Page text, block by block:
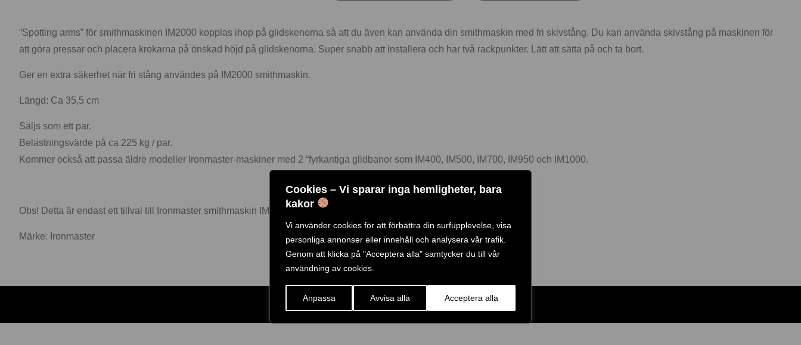
Cookies – Vi sparar inga hemligheter, bara
kakor
Vi använder cookies för att förbättra din surfupplevelse, visa
personliga annonser eller innehåll och analysera vår trafik.
Genom att klicka på "Acceptera alla" samtycker du till vår
användning av cookies.
Anpassa Avvisa alla Acceptera alla
“Spotting arms” för smithmaskinen IM2000 kopplas ihop på glidskenorna så att du även kan använda din smithmaskin med fri skivstång. Du kan använda skivstång på maskinen för
att göra pressar och placera krokarna på önskad höjd på glidskenorna. Super snabb att installera och har två rackpunkter. Lätt att sätta på och ta bort.
Ger en extra säkerhet när fri stång användes på IM2000 smithmaskin.
Längd: Ca 35,5 cm
Säljs som ett par.
Belastningsvärde på ca 225 kg / par.
Kommer också att passa äldre modeller Ironmaster-maskiner med 2 “fyrkantiga glidbanor som IM400, IM500, IM700, IM950 och IM1000.
Obs! Detta är endast ett tillval till Ironmaster smithmaskin IM2000.
Märke: Ironmaster
ARTIKELNR: IRONMASTER